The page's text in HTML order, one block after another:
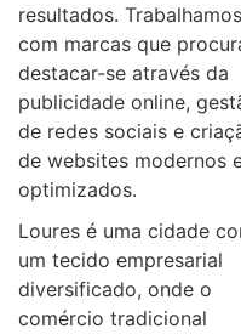
resultados. Trabalhamos
com marcas que
destacar-se através da
publicidade online,
de redes sociais e
de websites modernos
optimizados.
Loures é uma cidade
um tecido empresarial
diversificado, onde o
comércio tradicional